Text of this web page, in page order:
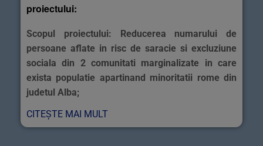
proiectului:
Scopul proiectului: Reducerea numarului de
persoane aflate in risc de saracie si excluziune
sociala din 2 comunitati marginalizate in care
exista populatie apartinand minoritatii rome din
judetul Alba;
CITEȘTE MAI MULT